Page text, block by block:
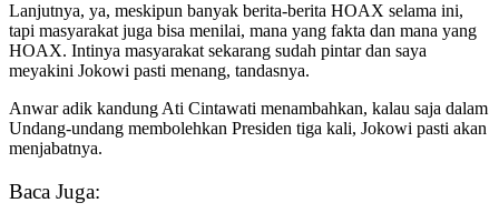
Lanjutnya, ya, meskipun banyak berita-berita HOAX selama ini,
tapi masyarakat juga bisa menilai, mana yang fakta dan mana yang
HOAX. Intinya masyarakat sekarang sudah pintar dan saya
meyakini Jokowi pasti menang, tandasnya.
Anwar adik kandung Ati Cintawati menambahkan, kalau saja dalam
Undang-undang membolehkan Presiden tiga kali, Jokowi pasti akan
menjabatnya.
Baca Juga: